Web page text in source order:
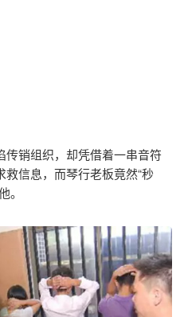
销组织，却凭借着一串音符
信息，而琴行老板竟然“秒
。